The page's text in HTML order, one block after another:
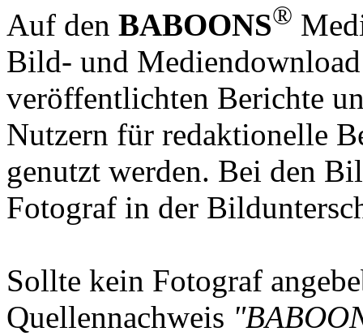
Auf den BABOONS®
Bild- und
veröffentlichten Berichte
Nutzern für redaktionelle
genutzt werden. Bei den
Fotograf in der
Sollte kein Fotograf
Quellennachweis